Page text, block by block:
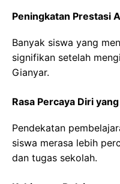
Peningkatan Prestasi
Banyak siswa yang
signifikan setelah
Gianyar.
Rasa Percaya Diri
Pendekatan
siswa merasa lebih
dan tugas sekolah.